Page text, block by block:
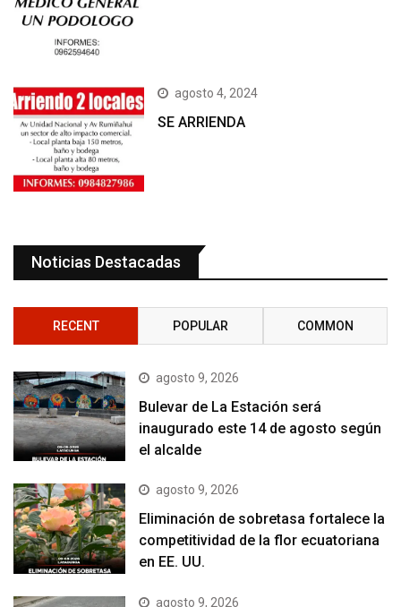
agosto 4, 2024
SE ARRIENDA
Noticias Destacadas
RECENT POPULAR COMMON
agosto 9, 2026
Bulevar de La Estación será
inaugurado este 14 de agosto según
el alcalde
agosto 9, 2026
Eliminación de sobretasa fortalece la
competitividad de la flor ecuatoriana
en EE. UU.
agosto 9, 2026